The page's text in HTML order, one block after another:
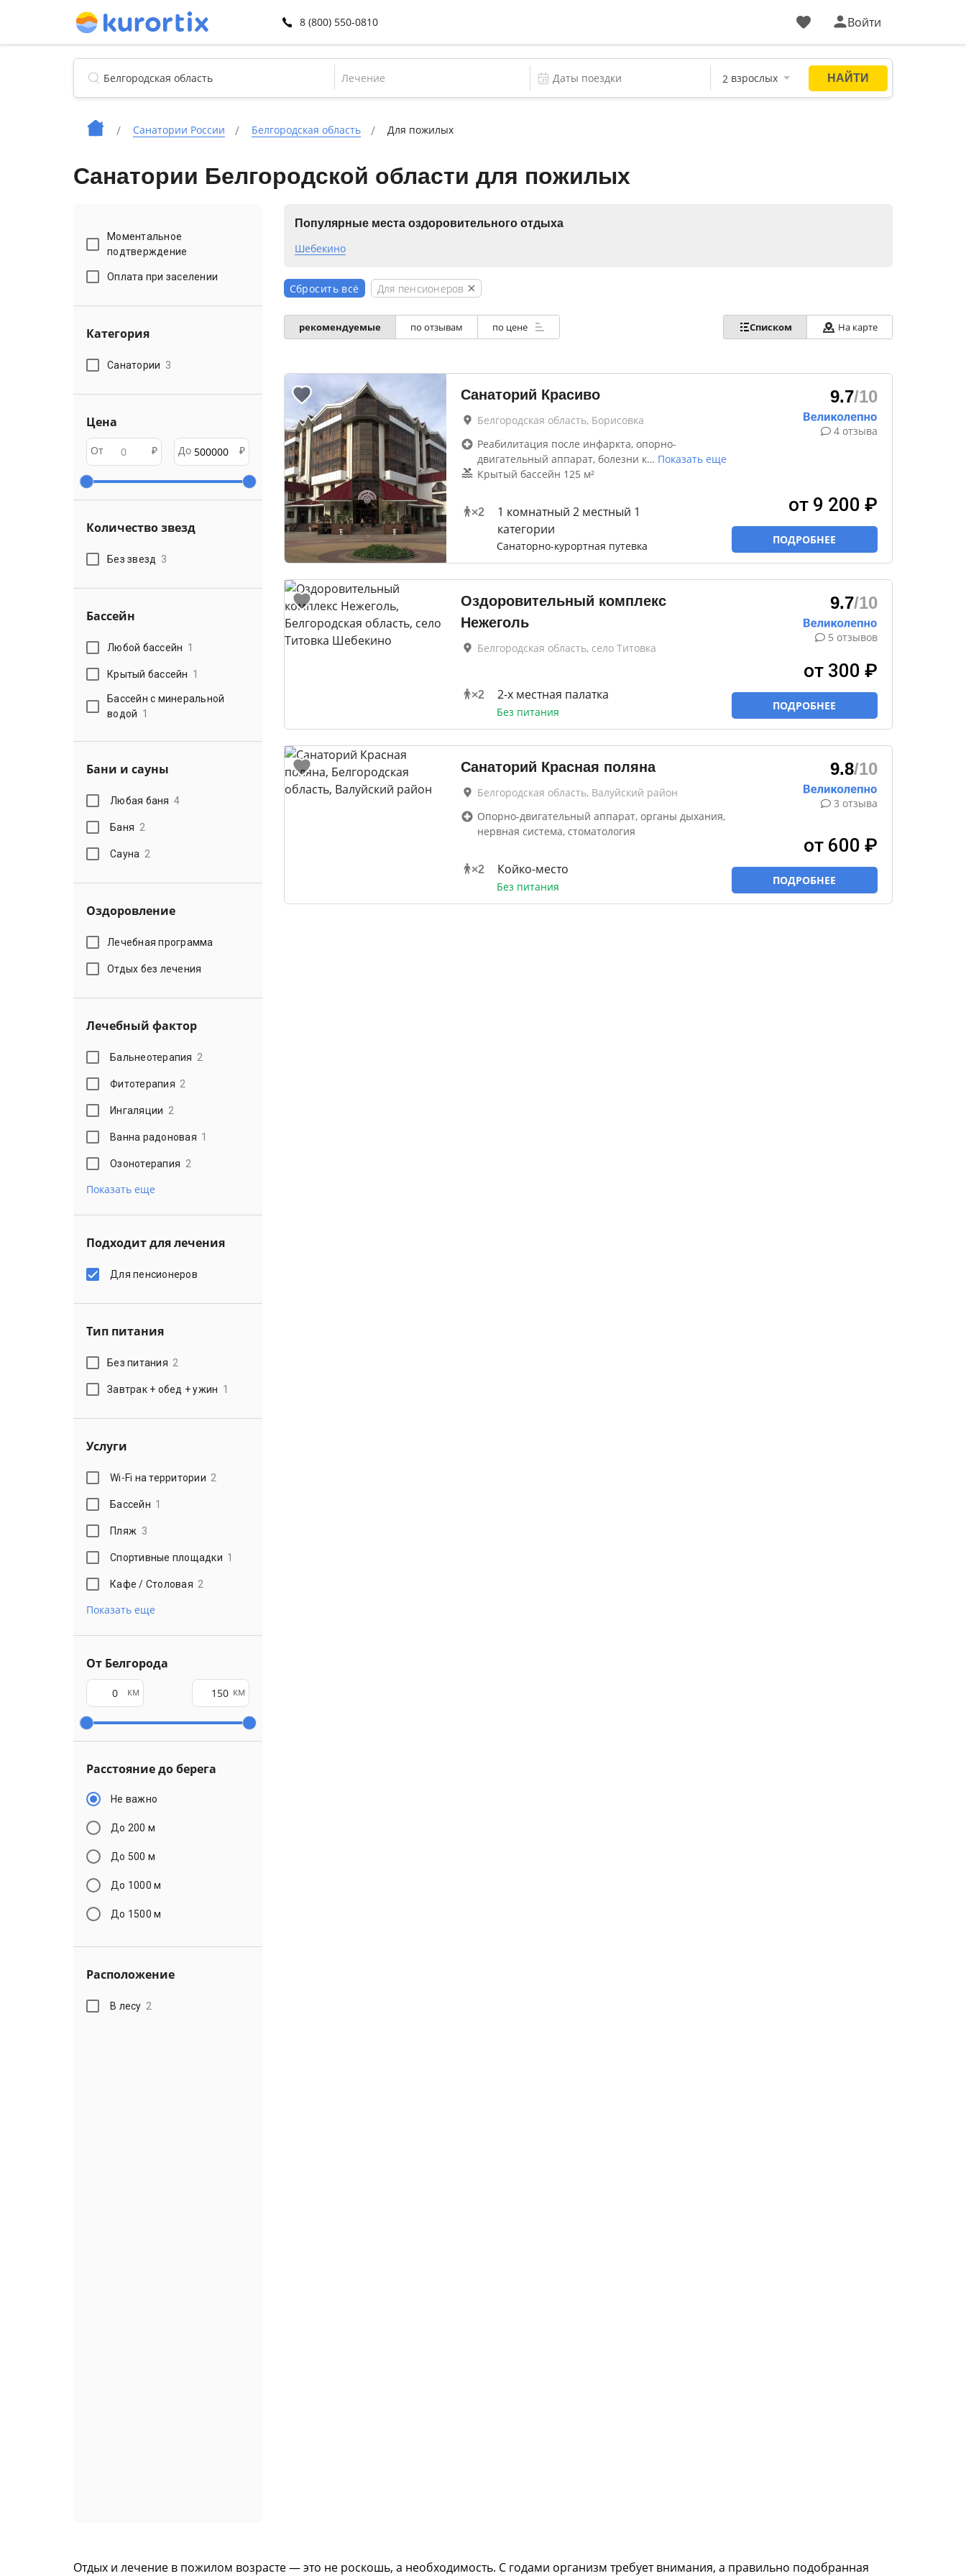
8 (800) 550-0810 Войти
Лечение
Санатории России Белгородская область Для пожилых
Санатории Белгородской области для пожилых
Моментальное
подтверждение
Оплата при заселении
Категория
Санатории 3
Цена
От ₽ До ₽
Количество звезд
Без звезд 3
Бассейн
Любой бассейн 1
Крытый бассейн 1
Бассейн с минеральной
водой 1
Бани и сауны
Любая баня 4
Баня 2
Сауна 2
Оздоровление
Лечебная программа
Отдых без лечения
Лечебный фактор
Бальнеотерапия 2
Фитотерапия 2
Ингаляции 2
Ванна радоновая 1
Озонотерапия 2
Показать еще
Подходит для лечения
Для пенсионеров
Тип питания
Без питания 2
Завтрак + обед + ужин 1
Услуги
Wi-Fi на территории 2
Бассейн 1
Пляж 3
Спортивные площадки 1
Кафе / Столовая 2
Показать еще
От Белгорода
км км
Расстояние до берега
Не важно
До 200 м
До 500 м
До 1000 м
До 1500 м
Расположение
В лесу 2
Популярные места оздоровительного отдыха
Шебекино
Сбросить всё Для пенсионеров
рекомендуемые по отзывам по цене Списком На карте
Санаторий Красиво
Белгородская область, Борисовка
Реабилитация после инфаркта, опорно-
двигательный аппарат, болезни к… Показать еще
Крытый бассейн 125 м²
×2
1 комнатный 2 местный 1
категории
Санаторно-курортная путевка
9.7/10
4 отзыва
от 9 200 ₽
ПОДРОБНЕЕ
Оздоровительный комплекс
Нежеголь
Белгородская область, село Титовка
×2 2-х местная палатка
Без питания
9.7/10
5 отзывов
от 300 ₽
ПОДРОБНЕЕ
Санаторий Красная поляна
Белгородская область, Валуйский район
Опорно-двигательный аппарат, органы дыхания,
нервная система, стоматология
×2 Койко-место
Без питания
9.8/10
3 отзыва
от 600 ₽
ПОДРОБНЕЕ
Отдых и лечение в пожилом возрасте — это не роскошь, а необходимость. С годами организм требует внимания, а правильно подобранная